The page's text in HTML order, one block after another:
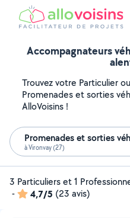
Accompagnateurs
Trouvez votre Particulier
Promenades et sorties
AlloVoisins !
Promenades et sorties
à Vironvay (27)
3 Particuliers et 1
-
4,7/5 (23 avis)